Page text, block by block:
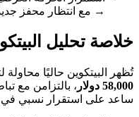
→ مع انتظار محفز جديد
خلاصة تحليل
تُظهر البيتكوين حاليًا
58,000 دولار
، بالتزامن مع
ساعد على استقرار نسبي